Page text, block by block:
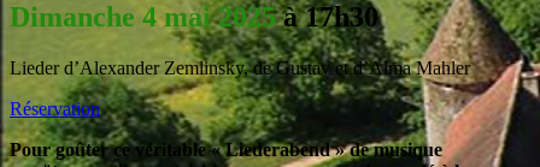
Dimanche 4 mai 2025à 17h30
Lieder d’Alexander Zemlinsky, de Gustav et d’Alma Mahler
Réservation
Pour goûter ce véritable « Liederabend » de musique